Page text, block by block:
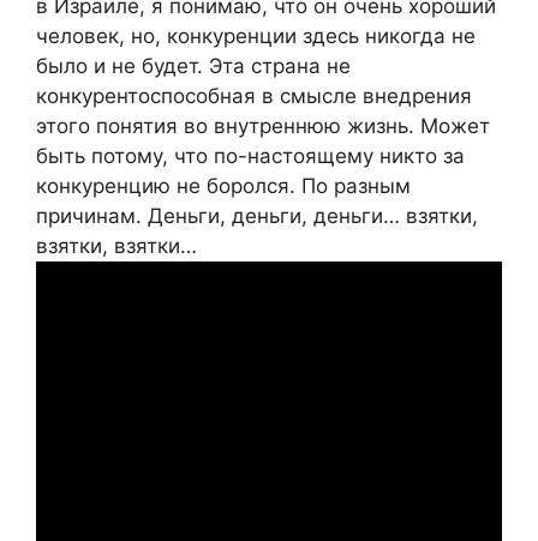
в Израиле, я понимаю, что он очень хороший
человек, но, конкуренции здесь никогда не
было и не будет. Эта страна не
конкурентоспособная в смысле внедрения
этого понятия во внутреннюю жизнь. Может
быть потому, что по-настоящему никто за
конкуренцию не боролся. По разным
причинам. Деньги, деньги, деньги… взятки,
взятки, взятки…